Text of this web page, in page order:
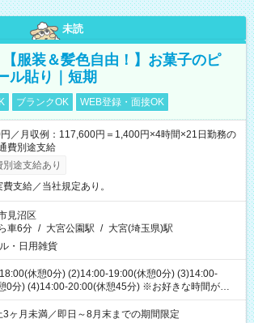
未読
【服装＆髪色自由！】お菓子のピ
ル貼り｜短期
ブランクOK WEB登録・面接OK
／月収例：117,600円＝1,400円×4時間×21日勤務の
費別途支給
別途支給あり
費支給／当社規定あり。
見沼区
車6分 / 大宮公園駅 / 大宮(埼玉県)駅
・日用雑貨
休憩0分) (2)14:00-19:00(休憩0分) (3)14:00-
0分) (4)14:00-20:00(休憩45分) ※お好きな時間が選べ
3ヶ月未満／即日～8月末までの期間限定